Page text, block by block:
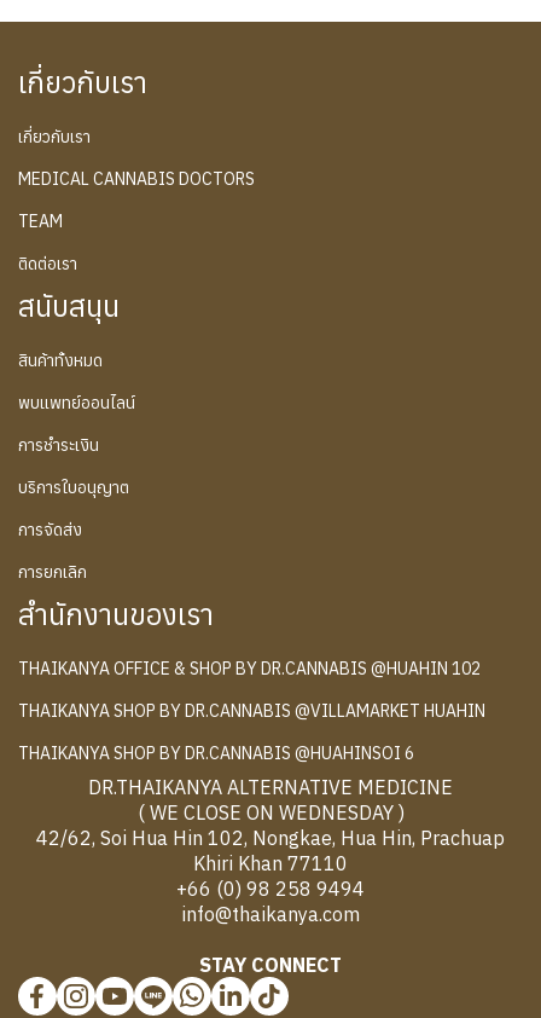
เกี่ยวกับเรา
เกี่ยวกับเรา
MEDICAL CANNABIS DOCTORS
TEAM
ติดต่อเรา
สนับสนุน
สินค้าทั้งหมด
พบแพทย์ออนไลน์
การชำระเงิน
บริการใบอนุญาต
การจัดส่ง
การยกเลิก
สำนักงานของเรา
THAIKANYA OFFICE & SHOP BY DR.CANNABIS @HUAHIN 102
THAIKANYA SHOP BY DR.CANNABIS @VILLAMARKET HUAHIN
THAIKANYA SHOP BY DR.CANNABIS @HUAHINSOI 6
DR.THAIKANYA ALTERNATIVE MEDICINE
( WE CLOSE ON WEDNESDAY )
42/62, Soi Hua Hin 102, Nongkae, Hua Hin, Prachuap
Khiri Khan 77110
+66 (0) 98 258 9494
info@thaikanya.com
STAY CONNECT